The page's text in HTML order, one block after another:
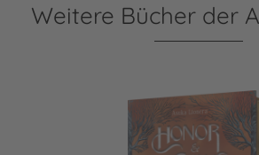
Weitere Bücher der